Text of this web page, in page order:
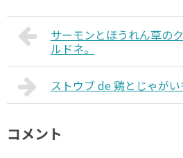
サーモンとほうれん草の
ルドネ。
ストウブ de 鶏とじゃが
コメント